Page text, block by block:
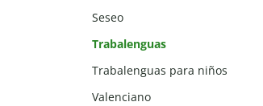
Seseo
Trabalenguas
Trabalenguas para niños
Valenciano